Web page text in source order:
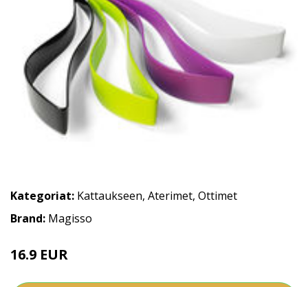
Kategoriat: Kattaukseen, Aterimet, Ottimet
Brand: Magisso
16.9 EUR